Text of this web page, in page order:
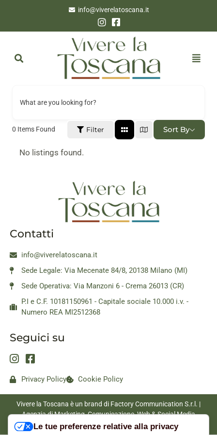
info@viverelatoscana.it
What are you looking for?
0 Items Found Filter Sort By
No listings found.
Contatti
info@viverelatoscana.it
Sede Legale: Via Mecenate 84/8, 20138 Milano (MI)
Sede Operativa: Via Manzoni 6 - Crema 26013 (CR)
P.I e C.F. 10181150961 - Capitale sociale 10.000 i.v. -
Numero REA MI2512368
Seguici su
Privacy Policy Cookie Policy
Vivere la Toscana è un brand di Factory Communication S.r.l. |
Agenzia di Marketing, Comunicazione, Web & Social Media
|www.factorycommunication.it
Le tue preferenze relative alla privacy